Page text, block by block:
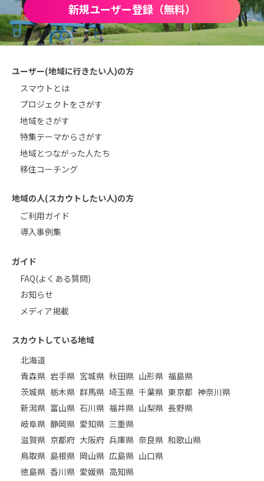
新規ユーザー登録（無料）
ユーザー(地域に行きたい人)の方
スマウトとは
プロジェクトをさがす
地域をさがす
特集テーマからさがす
地域とつながった人たち
移住コーチング
地域の人(スカウトしたい人)の方
ご利用ガイド
導入事例集
ガイド
FAQ(よくある質問)
お知らせ
メディア掲載
スカウトしている地域
北海道
青森県 岩手県 宮城県 秋田県 山形県 福島県
茨城県 栃木県 群馬県 埼玉県 千葉県 東京都 神奈川県
新潟県 富山県 石川県 福井県 山梨県 長野県
岐阜県 静岡県 愛知県 三重県
滋賀県 京都府 大阪府 兵庫県 奈良県 和歌山県
鳥取県 島根県 岡山県 広島県 山口県
徳島県 香川県 愛媛県 高知県